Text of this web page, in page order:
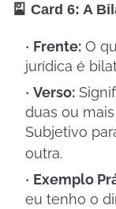
🎴 Card 6: A
Frente: O
jurídica é
Verso:
duas ou
Subjetivo
outra.
Exemplo
eu tenho o